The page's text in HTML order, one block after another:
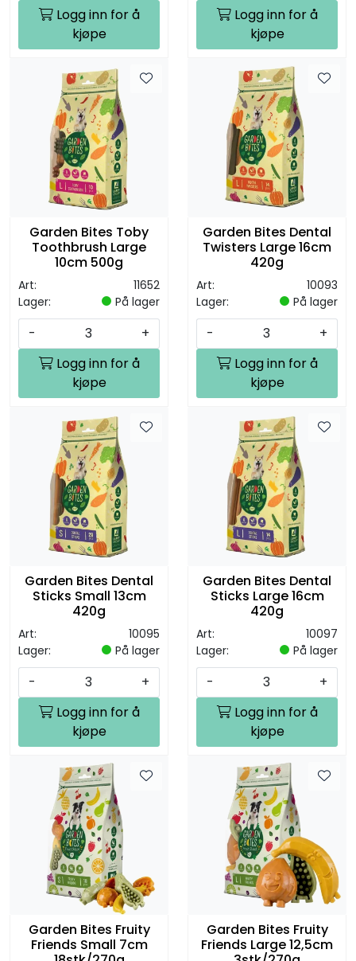
Logg inn for å
kjøpe
Logg inn for å
kjøpe
Garden Bites Toby
Toothbrush Large
10cm 500g
Art:
11652
Lager:
På lager
-
+
Logg inn for å
kjøpe
Garden Bites Dental
Twisters Large 16cm
420g
Art:
10093
Lager:
På lager
-
+
Logg inn for å
kjøpe
Garden Bites Dental
Sticks Small 13cm
420g
Art:
10095
Lager:
På lager
-
+
Logg inn for å
kjøpe
Garden Bites Dental
Sticks Large 16cm
420g
Art:
10097
Lager:
På lager
-
+
Logg inn for å
kjøpe
Garden Bites Fruity
Friends Small 7cm
Garden Bites Fruity
Friends Large 12,5cm